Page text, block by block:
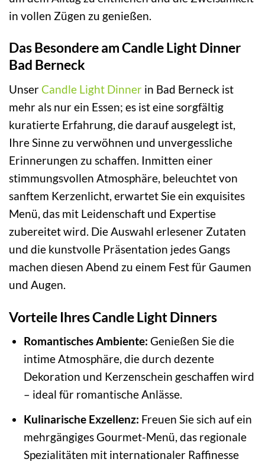
in vollen Zügen zu genießen.
Das Besondere am Candle Light Dinner
Bad Berneck
Unser Candle Light Dinner in Bad Berneck ist
mehr als nur ein Essen; es ist eine sorgfältig
kuratierte Erfahrung, die darauf ausgelegt ist,
Ihre Sinne zu verwöhnen und unvergessliche
Erinnerungen zu schaffen. Inmitten einer
stimmungsvollen Atmosphäre, beleuchtet von
sanftem Kerzenlicht, erwartet Sie ein exquisites
Menü, das mit Leidenschaft und Expertise
zubereitet wird. Die Auswahl erlesener Zutaten
und die kunstvolle Präsentation jedes Gangs
machen diesen Abend zu einem Fest für Gaumen
und Augen.
Vorteile Ihres Candle Light Dinners
Romantisches Ambiente: Genießen Sie die
intime Atmosphäre, die durch dezente
Dekoration und Kerzenschein geschaffen wird
– ideal für romantische Anlässe.
Kulinarische Exzellenz: Freuen Sie sich auf ein
mehrgängiges Gourmet-Menü, das regionale
Spezialitäten mit internationaler Raffinesse